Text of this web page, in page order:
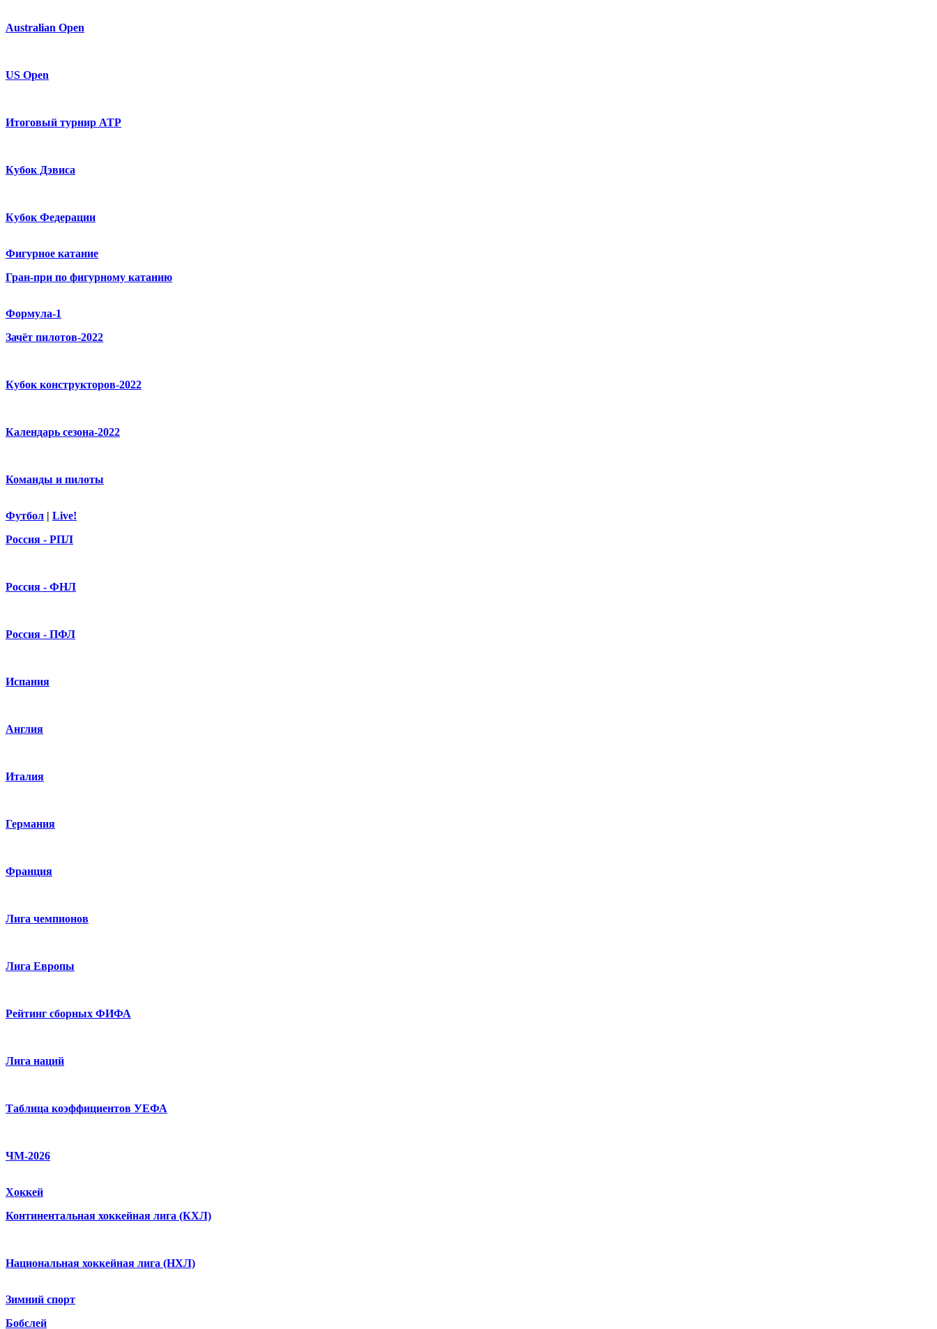
Australian Open
US Open
Итоговый турнир ATP
Кубок Дэвиса
Кубок Федерации
Фигурное катание
Гран-при по фигурному катанию
Формула-1
Зачёт пилотов-2022
Кубок конструкторов-2022
Календарь сезона-2022
Команды и пилоты
Футбол | Live!
Россия - РПЛ
Россия - ФНЛ
Россия - ПФЛ
Испания
Англия
Италия
Германия
Франция
Лига чемпионов
Лига Европы
Рейтинг сборных ФИФА
Лига наций
Таблица коэффициентов УЕФА
ЧМ-2026
Хоккей
Континентальная хоккейная лига (КХЛ)
Национальная хоккейная лига (НХЛ)
Зимний спорт
Бобслей